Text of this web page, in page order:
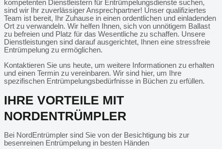
kompetenten Dienstleistern für Entrümpelungsdienste suchen,
sind wir Ihr zuverlässiger Ansprechpartner! Unser qualifiziertes
Team ist bereit, Ihr Zuhause in einen ordentlichen und einladenden
Ort zu verwandeln. Wir helfen Ihnen, sich von unnötigem Ballast
zu befreien und Platz für das Wesentliche zu schaffen. Unsere
Dienstleistungen sind darauf ausgerichtet, Ihnen eine stressfreie
Entrümpelung zu ermöglichen.
Kontaktieren Sie uns heute, um weitere Informationen zu erhalten
und einen Termin zu vereinbaren. Wir sind hier, um Ihre
spezifischen Entrümpelungsbedürfnisse in Büchen zu erfüllen.
IHRE VORTEILE MIT
NORDENTRÜMPLER
Bei NordEntrümpler sind Sie von der Besichtigung bis zur
besenreinen Entrümpelung in besten Händen